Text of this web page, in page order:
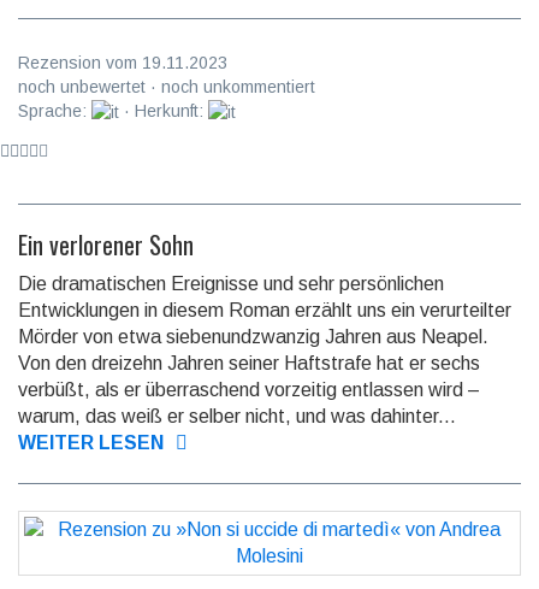
Rezension vom 19.11.2023
noch unbewertet · noch unkommentiert
Sprache:
· Herkunft:
Ein verlorener Sohn
Die dramatischen Ereignisse und sehr persön­lichen
Entwick­lungen in diesem Roman erzählt uns ein verur­teilter
Mörder von etwa sieben­und­zwanzig Jahren aus Neapel.
Von den dreizehn Jahren seiner Haft­strafe hat er sechs
verbüßt, als er über­raschend vor­zeitig ent­lassen wird –
warum, das weiß er selber nicht, und was dahinter­...
WEITER LESEN